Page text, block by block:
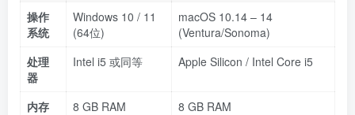
操作
系统
Windows 10 / 11
(64位)
macOS 10.14 – 14
(Ventura/Sonoma)
处理
器
Intel i5 或同等 Apple Silicon / Intel Core i5
内存 8 GB RAM
8 GB RAM